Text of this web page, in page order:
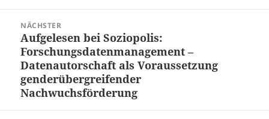
NÄCHSTER
Nächster
Beitrag:
Aufgelesen bei Soziopolis:
Forschungsdatenmanagement –
Datenautorschaft als Voraussetzung
genderübergreifender
Nachwuchsförderung